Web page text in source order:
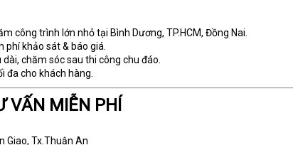
công trình lớn nhỏ tại Bình Dương, TP.HCM, Đồng Nai.
phí khảo sát & báo giá.
chăm sóc sau thi công chu đáo.
đa cho khách hàng.
VẤN MIỄN PHÍ
Giao, Tx.Thuận An